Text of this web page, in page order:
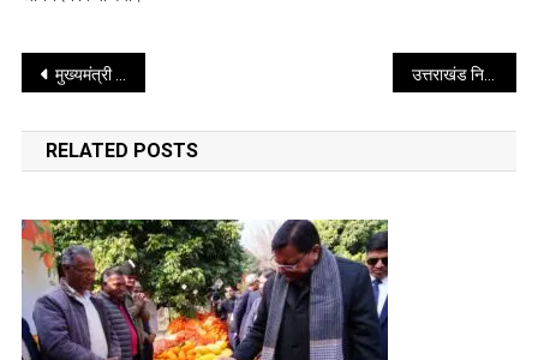
Post
navigation
मुख्यमंत्री धामी से आज मुख्यमंत्री कैम्प कार्यालय में वेटलिफ्टर श्री मुकेश पाल ने भेंट की उत्तराखंड निवेश उत्सव में गृहमंत्री अमित शाह होंगे मुख्य अतिथि
RELATED POSTS